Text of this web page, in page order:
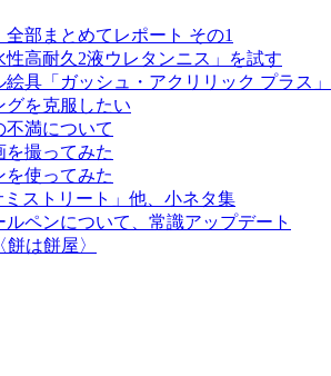
部まとめてレポート その1
高耐久2液ウレタンニス」を試す
具「ガッシュ・アクリリック プラス」
グを克服したい
不満について
を撮ってみた
を使ってみた
ストリート」他、小ネタ集
ペンについて、常識アップデート
は餅屋〉